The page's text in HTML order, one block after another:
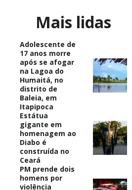
Mais lidas
Adolescente de
17 anos morre
após se afogar
na Lagoa do
Humaitá, no
distrito de
Baleia, em
Itapipoca
Estátua
gigante em
homenagem ao
Diabo é
construída no
Ceará
PM prende dois
homens por
violência